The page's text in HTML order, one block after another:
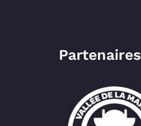
Partenaires